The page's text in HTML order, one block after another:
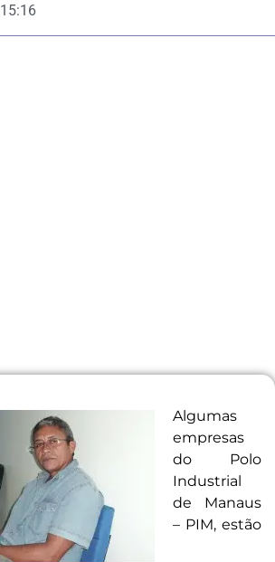
15:16
Algumas
empresas
do Polo
Industrial
de Manaus
– PIM, estão